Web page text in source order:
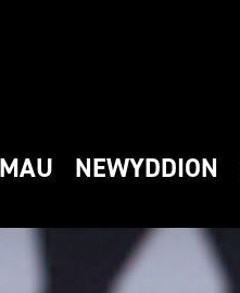
NEWYDDION